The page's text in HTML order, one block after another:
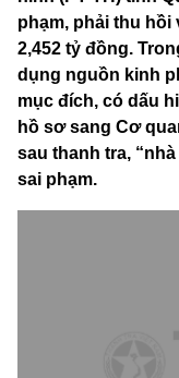
phạm, phải thu
2,452 tỷ đồng.
dụng nguồn kinh
mục đích, có dấu
hồ sơ sang Cơ
sau thanh tra,
sai phạm.